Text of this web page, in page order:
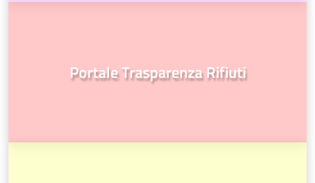
Portale Trasparenza Rifiuti